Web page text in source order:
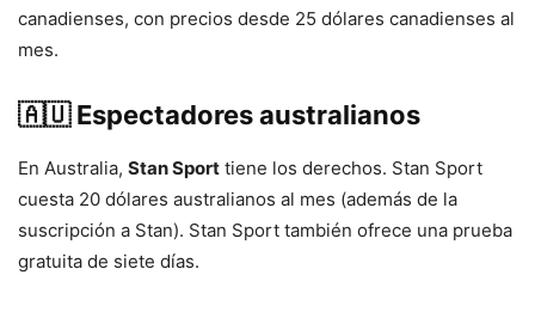
canadienses, con precios desde 25 dólares canadienses al
mes.
🇦🇺 Espectadores australianos
En Australia, Stan Sport tiene los derechos. Stan Sport
cuesta 20 dólares australianos al mes (además de la
suscripción a Stan). Stan Sport también ofrece una prueba
gratuita de siete días.